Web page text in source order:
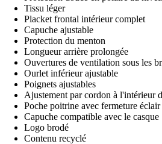
Tissu léger
Placket frontal intérieur complet
Capuche ajustable
Protection du menton
Longueur arrière prolongée
Ouvertures de ventilation sous les
Ourlet inférieur ajustable
Poignets ajustables
Ajustement par cordon à l'intérieur
Poche poitrine avec fermeture éclair
Capuche compatible avec le casque
Logo brodé
Contenu recyclé